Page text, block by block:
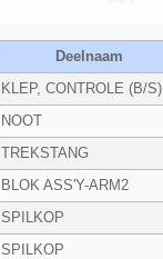
Deelnaam
KLEP, CONTROLE (B/S)
NOOT
TREKSTANG
BLOK ASS'Y-ARM2
SPILKOP
SPILKOP